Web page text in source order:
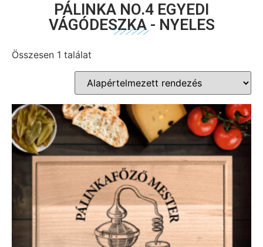
PÁLINKA NO.4 EGYEDI
VÁGÓDESZKA - NYELES
Összesen 1 találat